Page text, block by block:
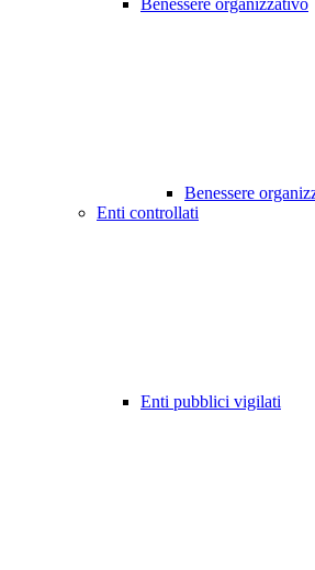
Benessere organizzativo
Benessere
Enti controllati
Enti pubblici vigilati